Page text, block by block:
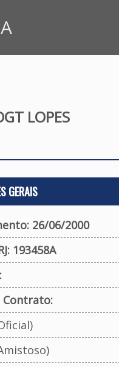
LOPES
GERAIS
26/06/2000
193458A